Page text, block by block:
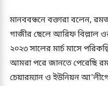
মানববন্ধনে বক্তারা বলেন,
গাজীর ছেলে আরিফ বিল্লাল
২০২৩ সালের মার্চ মাসে
আমরা পরে জানতে পেরেছি
চেয়ারম্যান ও ইউনিয়ন